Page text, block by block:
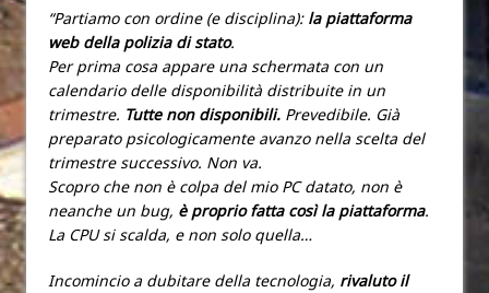
“Partiamo con ordine (e disciplina): la piattaforma
web della polizia di stato.
Per prima cosa appare una schermata con un
calendario delle disponibilità distribuite in un
trimestre. Tutte non disponibili. Prevedibile. Già
preparato psicologicamente avanzo nella scelta del
trimestre successivo. Non va.
Scopro che non è colpa del mio PC datato, non è
neanche un bug, è proprio fatta così la piattaforma.
La CPU si scalda, e non solo quella…
Incomincio a dubitare della tecnologia, rivaluto il